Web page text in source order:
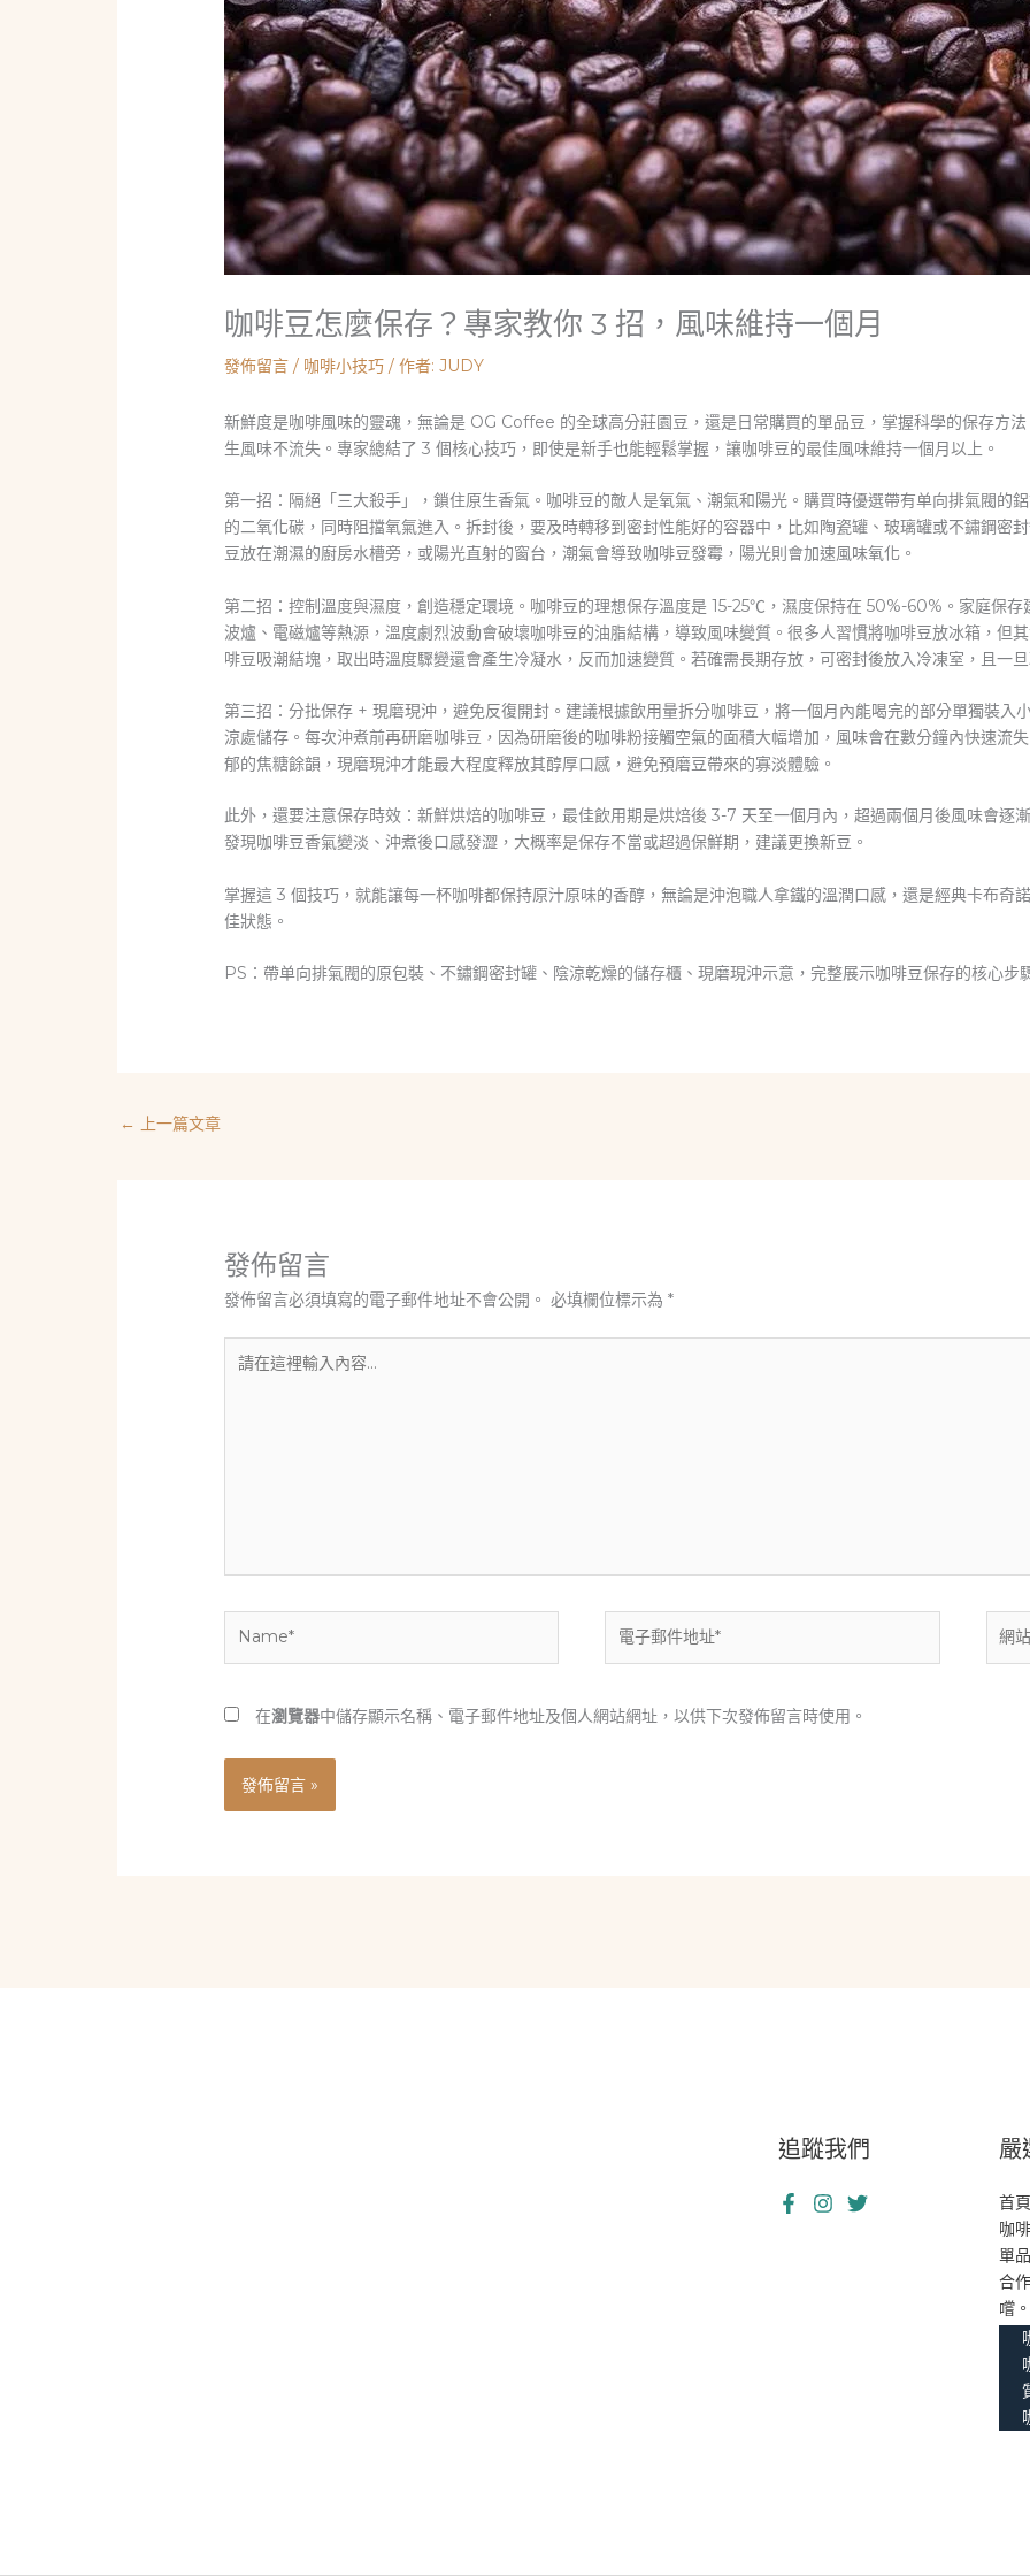
咖啡豆怎麼保存？專家教你 3 招，風味維持一個月
發佈留言 / 咖啡小技巧 / 作者:JUDY
新鮮度是咖啡風味的靈魂，無論是 OG Coffee 的全球高分莊園豆，還是日常購買的單品豆，掌握科學的保存方
生風味不流失。專家總結了 3 個核心技巧，即使是新手也能輕鬆掌握，讓咖啡豆的最佳風味維持一個月以上。
第一招：隔絕「三大殺手」，鎖住原生香氣。咖啡豆的敵人是氧氣、潮氣和陽光。購買時優選帶有单向排氣閥的
的二氧化碳，同時阻擋氧氣進入。拆封後，要及時轉移到密封性能好的容器中，比如陶瓷罐、玻璃罐或不鏽鋼密
豆放在潮濕的廚房水槽旁，或陽光直射的窗台，潮氣會導致咖啡豆發霉，陽光則會加速風味氧化。
第二招：控制溫度與濕度，創造穩定環境。咖啡豆的理想保存溫度是 15-25℃，濕度保持在 50%-60%。家庭保
波爐、電磁爐等熱源，溫度劇烈波動會破壞咖啡豆的油脂結構，導致風味變質。很多人習慣將咖啡豆放冰箱，
啡豆吸潮結塊，取出時溫度驟變還會產生冷凝水，反而加速變質。若確需長期存放，可密封後放入冷凍室，且一
第三招：分批保存 + 現磨現沖，避免反復開封。建議根據飲用量拆分咖啡豆，將一個月內能喝完的部分單獨裝入
涼處儲存。每次沖煮前再研磨咖啡豆，因為研磨後的咖啡粉接觸空氣的面積大幅增加，風味會在數分鐘內快速流
郁的焦糖餘韻，現磨現沖才能最大程度釋放其醇厚口感，避免預磨豆帶來的寡淡體驗。
此外，還要注意保存時效：新鮮烘焙的咖啡豆，最佳飲用期是烘焙後 3-7 天至一個月內，超過兩個月後風味會逐
發現咖啡豆香氣變淡、沖煮後口感發澀，大概率是保存不當或超過保鮮期，建議更換新豆。
掌握這 3 個技巧，就能讓每一杯咖啡都保持原汁原味的香醇，無論是沖泡職人拿鐵的溫潤口感，還是經典卡布奇
佳狀態。
PS：帶单向排氣閥的原包裝、不鏽鋼密封罐、陰涼乾燥的儲存櫃、現磨現沖示意，完整展示咖啡豆保存的核心步
← 上一篇文章
發佈留言
發佈留言必須填寫的電子郵件地址不會公開。 必填欄位標示為*
在
地
站
在瀏覽器中儲存顯示名稱、電子郵件地址及個人網站網址，以供下次發佈留言時使用。
追蹤我們 嚴
首頁
咖
單
合
嚐